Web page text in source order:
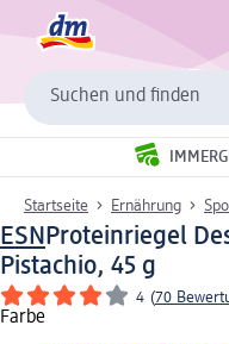
Suchen und finden
Startseite Ernährung
ESNProteinriegel
Pistachio, 45 g
4 (70
Farbe